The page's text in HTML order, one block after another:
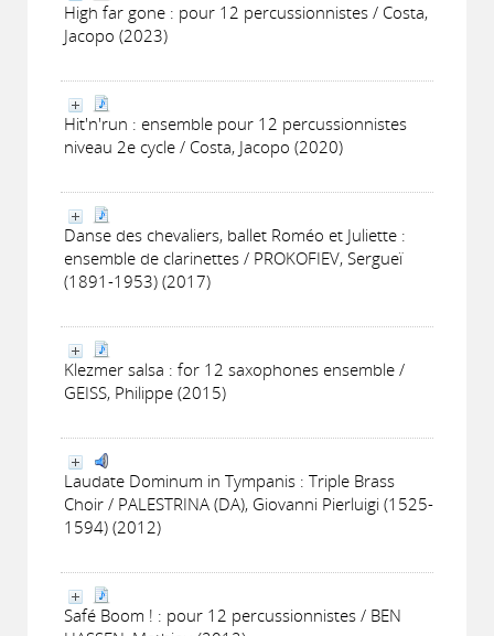
High far gone : pour 12 percussionnistes / Costa,
Jacopo (2023)
Hit'n'run : ensemble pour 12 percussionnistes
niveau 2e cycle / Costa, Jacopo (2020)
Danse des chevaliers, ballet Roméo et Juliette :
ensemble de clarinettes / PROKOFIEV, Sergueï
(1891-1953) (2017)
Klezmer salsa : for 12 saxophones ensemble /
GEISS, Philippe (2015)
Laudate Dominum in Tympanis : Triple Brass
Choir / PALESTRINA (DA), Giovanni Pierluigi (1525-
1594) (2012)
Safé Boom ! : pour 12 percussionnistes / BEN